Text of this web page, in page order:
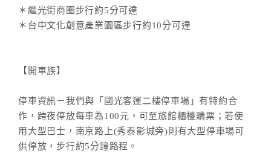
＊繼光街商圈步行約5分可達
＊台中文化創意產業園區步行約10分可達
【開車族】
停車資訊－我們與「國光客運二樓停車場」有特約合
作，跨夜停放每車為100元，可至旅館櫃檯購票；若使
用大型巴士，南京路上(秀泰影城旁)則有大型停車場可
供停放，步行約5分鐘路程。